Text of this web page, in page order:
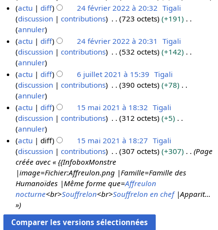
24n
e
0
u
n
r
é
s
u
m
é
d
e
s
m
o
d
i
f
c
a
t
i
4
v
e
0
A
u
c
u
n
r
é
s
u
m
é
d
e
s
m
o
d
i
f
i
c
actu
diff 24 février 2022 à 20:32 Tigali
discussion
contributions 723 octets
+191
A
u
c
u
n
r
é
s
u
m
é
d
e
s
m
o
d
f
annuler
actu
diff 24 février 2022 à 20:31
Tigali
discussion
contributions 532 octets
+142
A
u
c
u
n
r
é
s
u
m
é
d
m
o
annuler
u
actu diff 6 juillet 2021 à 15:39 Tigali
discussion
contributions 390 octets
+78
A
u
c
u
n
r
é
s
u
m
é
d
e
annuler
m
actu diff 15 mai 2021 à 18:32 Tigali
discussion
contributions 312 octets
+5
A
u
c
u
n
r
é
s
u
m
annuler
actu
diff 15 mai 2021 à 18:27 Tigali
discussion
contributions 307 octets +307
Page
créée avec « {{InfoboxMonstre
|image=Fichier:Affreulon.png |Famille=Famille des
Humanoïdes |Même forme que=Affreulon
nocturne<br>Souffrelon<br>Souffrelon en chef|Apparit…
»